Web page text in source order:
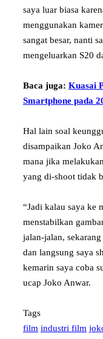
saya luar biasa
menggunakan
sangat besar, nanti
mengeluarkan S20
Baca juga: Kuasai
Smartphone pada
Hal lain soal
disampaikan Joko
mana jika
yang di-shoot tidak
“Jadi kalau saya ke
menstabilkan
jalan-jalan,
dan langsung saya
kemarin saya coba
ucap Joko Anwar.
Tags
film industri film